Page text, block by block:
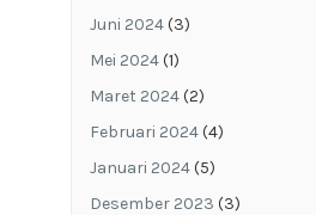
Juni 2024(3)
Mei 2024(1)
Maret 2024(2)
Februari 2024(4)
Januari 2024(5)
Desember 2023 (3)